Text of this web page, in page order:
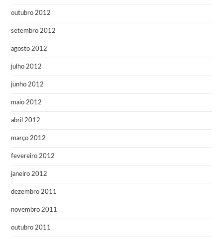
outubro 2012
setembro 2012
agosto 2012
julho 2012
junho 2012
maio 2012
abril 2012
março 2012
fevereiro 2012
janeiro 2012
dezembro 2011
novembro 2011
outubro 2011